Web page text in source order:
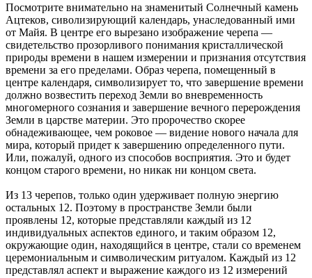
Посмотрите внимательно на знаменитый Солнечный камень
Ацтеков, сиволизирующий календарь, унаследованный ими
от Майя. В центре его вырезано изображение черепа —
свидетельство прозорливого понимания кристаллической
природы времени в нашем измерении и признания отсутствия
времени за его пределами. Образ черепа, помещенный в
центре календаря, символизирует то, что завершение времени
должно возвестить переход Земли во вневременность
многомерного сознания и завершение вечного перерождения
Земли в царстве материи. Это пророчество скорее
обнадеживающее, чем роковое — видение нового начала для
мира, который придет к завершению определенного пути.
Или, пожалуй, одного из способов восприятия. Это и будет
концом старого времени, но никак ни концом света.
Из 13 черепов, только один удерживает полную энергию
остальных 12. Поэтому в пространстве Земли были
проявлены 12, которые представляли каждый из 12
индивидуальных аспектов единого, и таким образом 12,
окружающие один, находящийся в центре, стали со временем
церемониальным и символическим ритуалом. Каждый из 12
представлял аспект и выражение каждого из 12 измерений